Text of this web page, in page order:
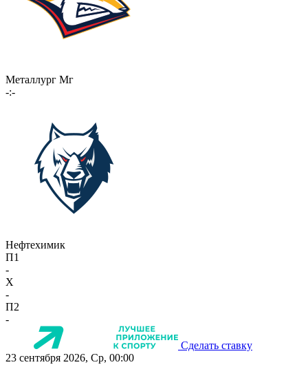
Металлург Мг
-:-
Нефтехимик
П1
-
X
-
П2
-
Сделать ставку
23 сентября 2026, Ср, 00:00